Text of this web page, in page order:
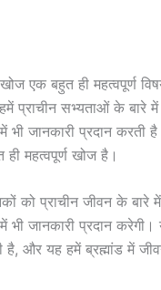
एक बहुत ही महत्वपूर्ण
प्राचीन सभ्यताओं के बारे में
भी जानकारी प्रदान करती
महत्वपूर्ण खोज है।
को प्राचीन जीवन के
जानकारी प्रदान करेगी।
और यह हमें ब्रह्मांड में